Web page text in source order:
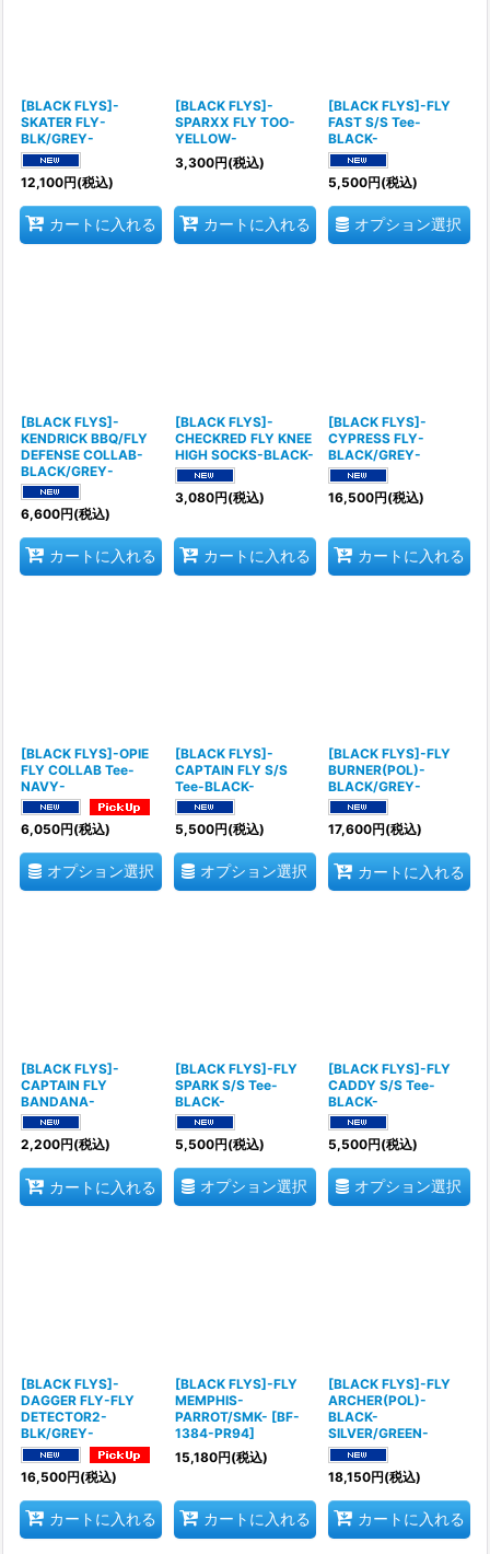
[BLACK FLYS]-
SKATER FLY-
BLK/GREY-
12,100円(税込)
カートに入れる
[BLACK FLYS]-
SPARXX FLY TOO-
YELLOW-
3,300円(税込)
カートに入れる
[BLACK FLYS]-FLY
FAST S/S Tee-
BLACK-
5,500円(税込)
オプション選択
[BLACK FLYS]-
KENDRICK BBQ/FLY
DEFENSE COLLAB-
BLACK/GREY-
6,600円(税込)
カートに入れる
[BLACK FLYS]-
CHECKRED FLY KNEE
HIGH SOCKS-BLACK-
3,080円(税込)
カートに入れる
[BLACK FLYS]-
CYPRESS FLY-
BLACK/GREY-
16,500円(税込)
カートに入れる
[BLACK FLYS]-OPIE
FLY COLLAB Tee-
NAVY-
6,050円(税込)
オプション選択
[BLACK FLYS]-
CAPTAIN FLY S/S
Tee-BLACK-
5,500円(税込)
オプション選択
[BLACK FLYS]-FLY
BURNER(POL)-
BLACK/GREY-
17,600円(税込)
カートに入れる
[BLACK FLYS]-
CAPTAIN FLY
BANDANA-
2,200円(税込)
カートに入れる
[BLACK FLYS]-FLY
SPARK S/S Tee-
BLACK-
5,500円(税込)
オプション選択
[BLACK FLYS]-FLY
CADDY S/S Tee-
BLACK-
5,500円(税込)
オプション選択
[BLACK FLYS]-
DAGGER FLY-FLY
DETECTOR2-
BLK/GREY-
16,500円(税込)
カートに入れる
[BLACK FLYS]-FLY
MEMPHIS-
PARROT/SMK- [BF-
1384-PR94]
15,180円(税込)
カートに入れる
[BLACK FLYS]-FLY
ARCHER(POL)-
BLACK-
SILVER/GREEN-
18,150円(税込)
カートに入れる